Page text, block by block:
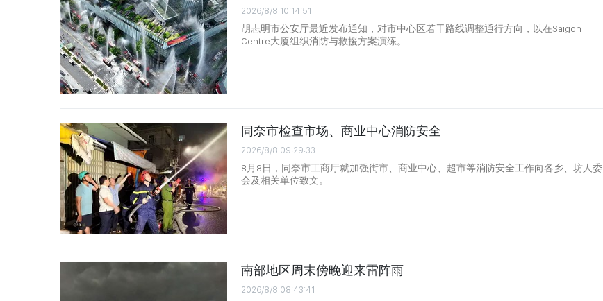
2026/8/8 10:14:51
胡志明市公安厅最近发布通知，对市中心区若干路线调整通行方向，以在Saigon
Centre大厦组织消防与救援方案演练。
同奈市检查市场、商业中心消防安全
2026/8/8 09:29:33
8月8日，同奈市工商厅就加强街市、商业中心、超市等消防安全工作向各乡、坊人委
会及相关单位致文。
南部地区周末傍晚迎来雷阵雨
2026/8/8 08:43:41